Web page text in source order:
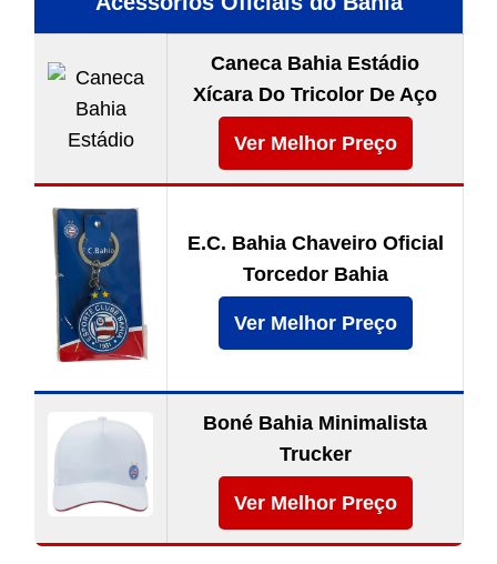
Caneca Bahia Estádio
Xícara Do Tricolor De Aço
Ver Melhor Preço
E.C. Bahia Chaveiro Oficial
Torcedor Bahia
Ver Melhor Preço
Boné Bahia Minimalista
Trucker
Ver Melhor Preço